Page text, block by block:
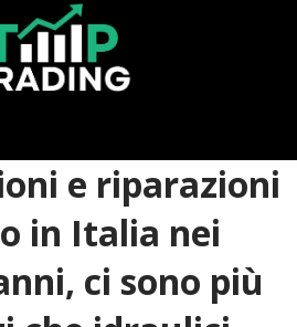
e riparazioni
in Italia nei
ci sono più